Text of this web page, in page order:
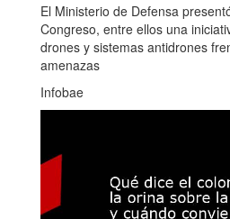
El Ministerio de Defensa
Congreso, entre ellos una
drones y sistemas antidrones
amenazas
Infobae